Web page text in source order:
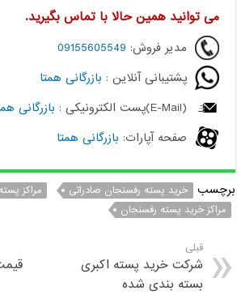
می توانید همین حالا با تماس بگیرید.
مدیر فروش: 09155605549
پشتیبانی آنلاین : بازرگانی همتا
(E-Mail)پست الکترونیکی :
بازرگانی
صفحه آپارات: بازرگانی همتا
برچسب خريد پسته رفسنجان صادراتی
مراکز
مراکز خريد پسته رفسنجان
قبلی
شرکت خرید پسته اکبری
بسته بندی شده